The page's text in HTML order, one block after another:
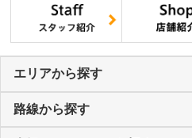
エリアから探す
路線から探す